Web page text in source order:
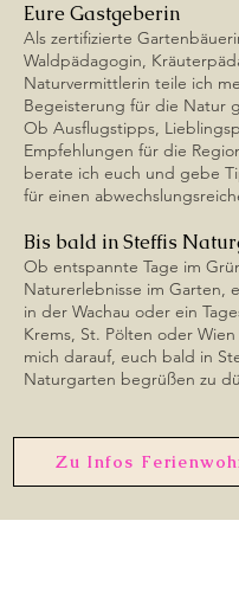
Eure Gastgeberin
Als zertifizierte
Waldpädagogin,
Naturvermittlerin teile ich
Begeisterung für die Natur
Ob Ausflugstipps,
Empfehlungen für die
berate ich euch und gebe
für einen
Bis bald in Steffis
Ob entspannte Tage im
Naturerlebnisse im Garten,
in der Wachau oder ein
Krems, St. Pölten oder
mich darauf, euch bald in
Naturgarten begrüßen zu
Zu Infos